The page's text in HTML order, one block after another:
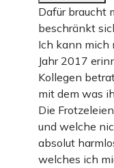
Dafür braucht
beschränkt
Ich kann mich
Jahr 2017
Kollegen
mit dem was
Die
und welche
absolut
welches ich